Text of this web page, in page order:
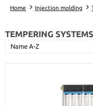
Home Injection molding
TEMPERING SYSTEMS